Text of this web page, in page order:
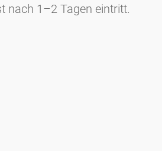
nach 1–2 Tagen eintritt.